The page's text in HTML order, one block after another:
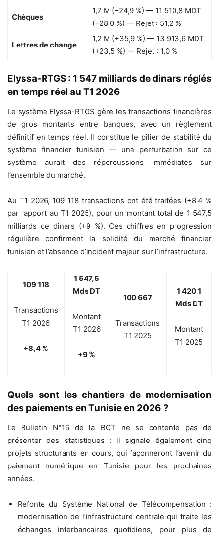
Chèques
1,7 M (−24,9 %) — 11 510,8 MDT
(−28,0 %) — Rejet : 51,2 %
Lettres de change
1,2 M (+35,9 %) — 13 913,6 MDT
(+23,5 %) — Rejet : 1,0 %
Elyssa-RTGS : 1 547 milliards de dinars réglés
en temps réel au T1 2026
Le système Elyssa-RTGS gère les transactions financières
de gros montants entre banques, avec un règlement
définitif en temps réel. Il constitue le pilier de stabilité du
système financier tunisien — une perturbation sur ce
système aurait des répercussions immédiates sur
l’ensemble du marché.
Au T1 2026, 109 118 transactions ont été traitées (+8,4 %
par rapport au T1 2025), pour un montant total de 1 547,5
milliards de dinars (+9 %). Ces chiffres en progression
régulière confirment la solidité du marché financier
tunisien et l’absence d’incident majeur sur l’infrastructure.
109 118
Transactions
T1 2026
+8,4 %
1 547,5
Mds DT
Montant
T1 2026
+9 %
100 667
Transactions
T1 2025
1 420,1
Mds DT
Montant
T1 2025
Quels sont les chantiers de modernisation
des paiements en Tunisie en 2026 ?
Le Bulletin N°16 de la BCT ne se contente pas de
présenter des statistiques : il signale également cinq
projets structurants en cours, qui façonneront l’avenir du
paiement numérique en Tunisie pour les prochaines
années.
Refonte du Système National de Télécompensation :
modernisation de l’infrastructure centrale qui traite les
échanges interbancaires quotidiens, pour plus de